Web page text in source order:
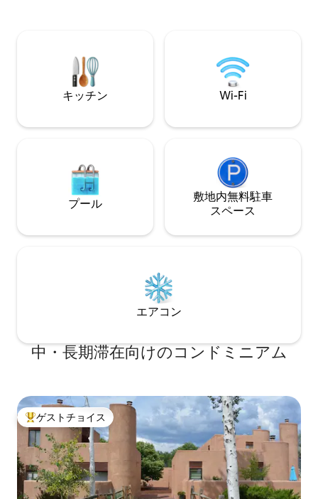
ッチャー・ランの左側にあります。 ご不
明な点がございましたら、ホストにお問
い合わせください**
の新しいタイル（
ンマットレス（9/
ユニット（5/23）
キッチン Wi-Fi
プール
敷地内無料駐⁠車
ス⁠ペ⁠ー⁠ス
エアコン
中・長期滞在向けのコンドミニアム
大好評のゲストチョイスです。
ゲストチョイス